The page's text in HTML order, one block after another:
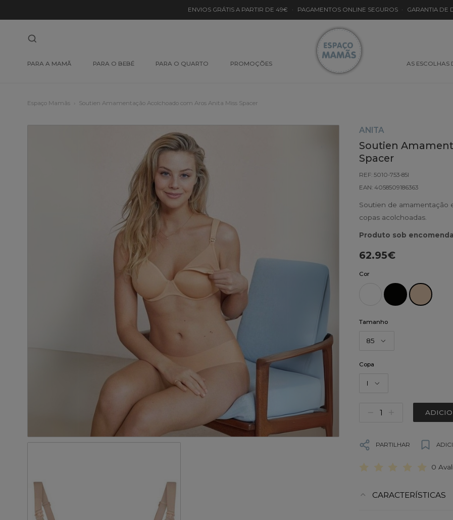
ENVIOS GRÁTIS A PARTIR DE 49€ · PAGAMENTOS ONLINE SEGUROS · GARANTIA DE
PARA A MAMÃ PARA O BEBÉ PARA O QUARTO PROMOÇÕES AS ESCOLHAS
Espaço Mamãs Soutien Amamentação Acolchoado com Aros Anita Miss Spacer
ANITA
Soutien
Spacer
REF: 5010-753-85I
EAN: 4058509186363
Soutien de amamentação
copas acolchoadas.
Produto sob
62.95€
Cor
Tamanho
85
Copa
I
PARTILHAR
0
CARACTERÍSTICAS